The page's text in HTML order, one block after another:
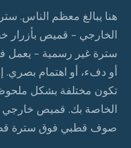
هنا يبالغ معظم الناس.
الخارجي - قميص بأزرار
سترة غير رسمية - يعمل
أو دفء، أو اهتمام بصري.
تكون مختلفة بشكل
الخاصة بك. قميص خارجي
صوف قطبي فوق سترة